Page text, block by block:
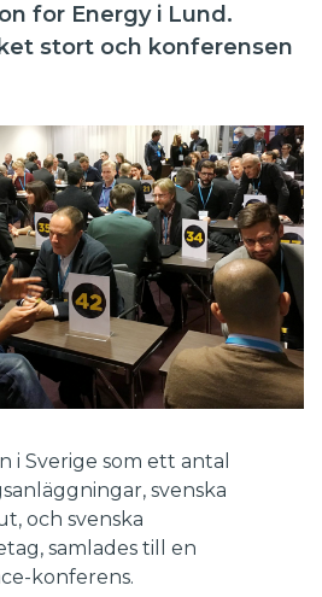
for Energy i Lund.
stort och konferensen
i Sverige som ett antal
svenska
och svenska
samlades till en
konferens.